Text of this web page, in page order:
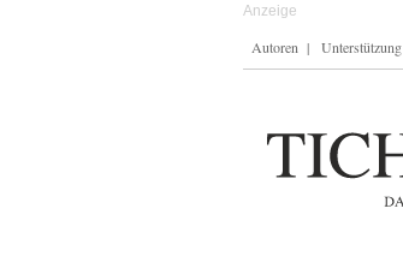
Autoren Unterstützung